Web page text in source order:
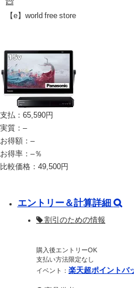
【e】world free store
支払： 65,590円
実質： –
お得額： –
お得率： –％
比較価格： 49,500円
エントリー＆計算詳細
割引のための情報
購入後エントリーOK
支払い方法限定なし
イベント： 楽天超ポイントバ